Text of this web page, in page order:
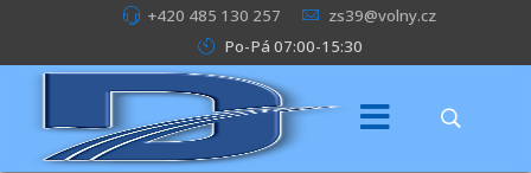
+420 485 130 257
zs39@volny.cz
Po-Pá 07:00-15:30